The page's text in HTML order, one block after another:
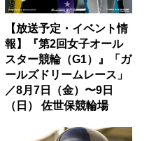
【放送予定・イベント情
報】『第2回女子オール
スター競輪（G1）』「ガ
ールズドリームレース」
／8月7日（金）〜9日
（日） 佐世保競輪場